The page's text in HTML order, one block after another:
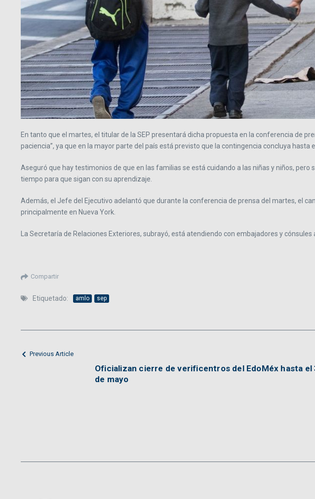
En tanto que el martes, el titular de la SEP presentará dicha propuesta en la conferencia de
paciencia”, ya que en la mayor parte del país está previsto que la contingencia concluya hasta
Aseguró que hay testimonios de que en las familias se está cuidando a las niñas y niños,
tiempo para que sigan con su aprendizaje.
Además, el Jefe del Ejecutivo adelantó que durante la conferencia de prensa del martes, el
principalmente en Nueva York.
La Secretaría de Relaciones Exteriores, subrayó, está atendiendo con embajadores y
Compartir
Etiquetado: amlo sep
Previous Article
Oficializan cierre de verificentros del EdoMéx hasta el
de mayo